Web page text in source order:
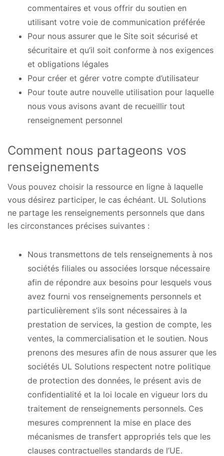
commentaires et vous offrir du soutien en
utilisant votre voie de communication préférée
Pour nous assurer que le Site soit sécurisé et
sécuritaire et qu’il soit conforme à nos exigences
et obligations légales
Pour créer et gérer votre compte d’utilisateur
Pour toute autre nouvelle utilisation pour laquelle
nous vous avisons avant de recueillir tout
renseignement personnel
Comment nous partageons vos
renseignements
Vous pouvez choisir la ressource en ligne à laquelle
vous désirez participer, le cas échéant. UL Solutions
ne partage les renseignements personnels que dans
les circonstances précises suivantes :
Nous transmettons de tels renseignements à nos
sociétés filiales ou associées lorsque nécessaire
afin de répondre aux besoins pour lesquels vous
avez fourni vos renseignements personnels et
particulièrement s’ils sont nécessaires à la
prestation de services, la gestion de compte, les
ventes, la commercialisation et le soutien. Nous
prenons des mesures afin de nous assurer que les
sociétés UL Solutions respectent notre politique
de protection des données, le présent avis de
confidentialité et la loi locale en vigueur lors du
traitement de renseignements personnels. Ces
mesures comprennent la mise en place des
mécanismes de transfert appropriés tels que les
clauses contractuelles standards de l’UE.